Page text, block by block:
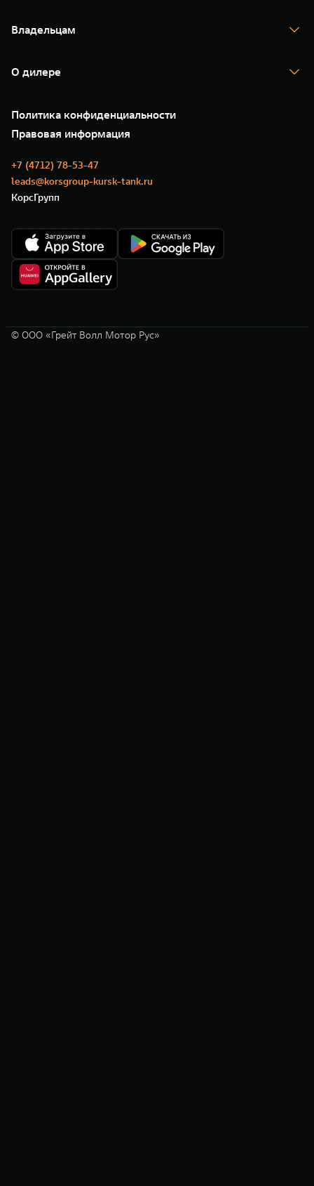
Тест-драйв
TANK Финансы
Корпоративным клиентам
Зарядные станции
Владельцам
Помощь на дороге
Новые цифровые сервисы TANK
Сервис
Нулевое ТО
Моторные масла
О дилере
35 лет GWM
GWM ТЕХ ДЕНЬ
Новости
Политика конфиденциальности
Правовая информация
+7 (4712) 78-53-47
leads@korsgroup-kursk-tank.ru
КорсГрупп
© ООО «Грейт Волл Мотор Рус»